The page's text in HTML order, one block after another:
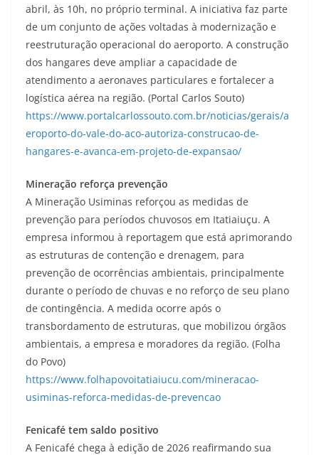
abril, às 10h, no próprio terminal. A iniciativa faz parte
de um conjunto de ações voltadas à modernização e
reestruturação operacional do aeroporto. A construção
dos hangares deve ampliar a capacidade de
atendimento a aeronaves particulares e fortalecer a
logística aérea na região. (Portal Carlos Souto)
https://www.portalcarlossouto.com.br/noticias/gerais/a
eroporto-do-vale-do-aco-autoriza-construcao-de-
hangares-e-avanca-em-projeto-de-expansao/
Mineração reforça prevenção
A Mineração Usiminas reforçou as medidas de
prevenção para períodos chuvosos em Itatiaiuçu. A
empresa informou à reportagem que está aprimorando
as estruturas de contenção e drenagem, para
prevenção de ocorrências ambientais, principalmente
durante o período de chuvas e no reforço de seu plano
de contingência. A medida ocorre após o
transbordamento de estruturas, que mobilizou órgãos
ambientais, a empresa e moradores da região. (Folha
do Povo)
https://www.folhapovoitatiaiucu.com/mineracao-
usiminas-reforca-medidas-de-prevencao
Fenicafé tem saldo positivo
A Fenicafé chega à edição de 2026 reafirmando sua